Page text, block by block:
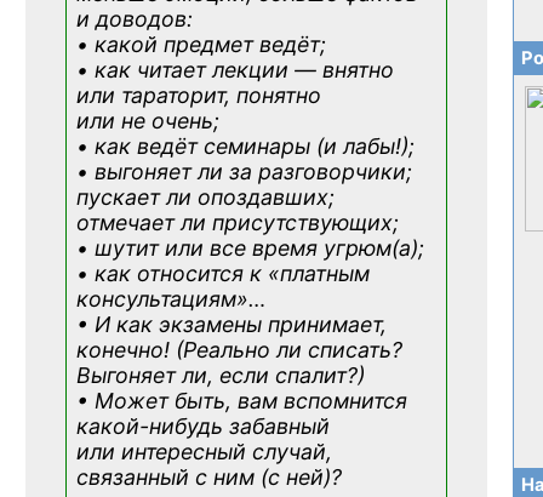
и доводов:
• какой предмет ведёт;
• как читает лекции — внятно
или тараторит, понятно
или не очень;
• как ведёт семинары (и лабы!);
• выгоняет ли за разговорчики;
пускает ли опоздавших;
отмечает ли присутствующих;
• шутит или все время угрюм(а);
• как относится к «платным
консультациям»…
• И как экзамены принимает,
конечно! (Реально ли списать?
Выгоняет ли, если спалит?)
• Может быть, вам вспомнится
какой-нибудь забавный
или интересный случай,
связанный с ним (с ней)?